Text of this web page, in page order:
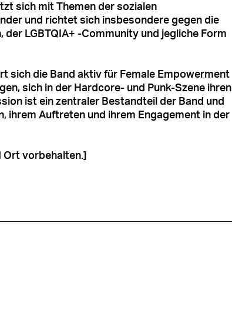
sich mit Themen der sozialen
und richtet sich insbesondere gegen die
der LGBTQIA+ -Community und jegliche Form
sich die Band aktiv für Female Empowerment
sich in der Hardcore- und Punk-Szene ihren
ist ein zentraler Bestandteil der Band und
ihrem Auftreten und ihrem Engagement in der
Ort vorbehalten.]